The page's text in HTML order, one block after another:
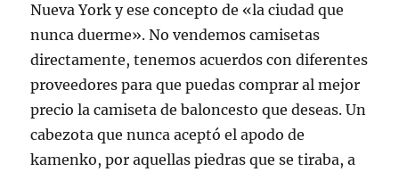
Nueva York y ese concepto de «la ciudad que
nunca duerme». No vendemos camisetas
directamente, tenemos acuerdos con diferentes
proveedores para que puedas comprar al mejor
precio la camiseta de baloncesto que deseas. Un
cabezota que nunca aceptó el apodo de
kamenko, por aquellas piedras que se tiraba, a